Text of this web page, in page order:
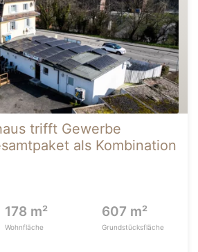
trifft Gewerbe
als Kombination
178 m²
Wohnfläche
607 m²
Grundstücksfläche